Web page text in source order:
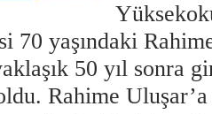
70 yaşındaki
50 yıl sonra
Rahime